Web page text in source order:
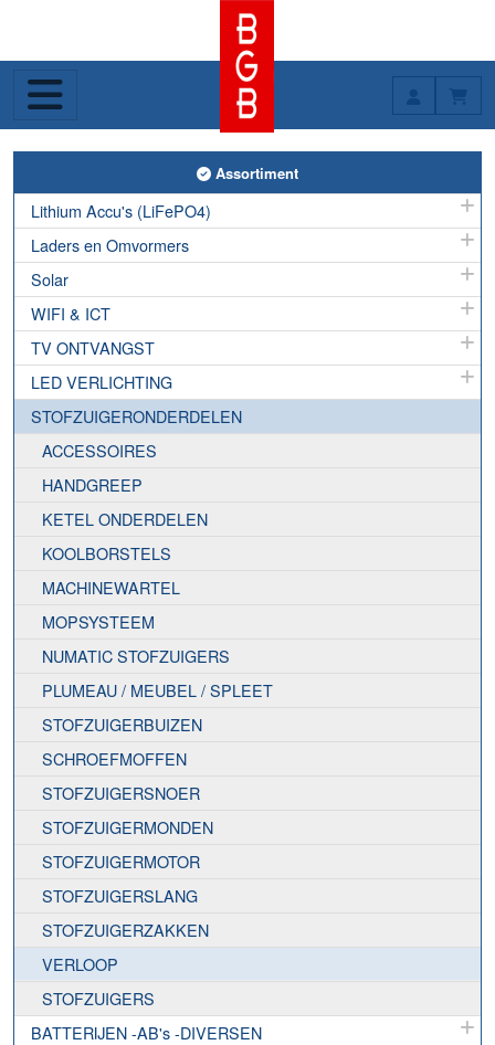
Toggle Assortiment
Assortiment
Lithium Accu's (LiFePO4)
Laders en Omvormers
Solar
WIFI & ICT
TV ONTVANGST
LED VERLICHTING
STOFZUIGERONDERDELEN
ACCESSOIRES
HANDGREEP
KETEL ONDERDELEN
KOOLBORSTELS
MACHINEWARTEL
MOPSYSTEEM
NUMATIC STOFZUIGERS
PLUMEAU / MEUBEL / SPLEET
STOFZUIGERBUIZEN
SCHROEFMOFFEN
STOFZUIGERSNOER
STOFZUIGERMONDEN
STOFZUIGERMOTOR
STOFZUIGERSLANG
STOFZUIGERZAKKEN
VERLOOP
STOFZUIGERS
BATTERIJEN -AB's -DIVERSEN